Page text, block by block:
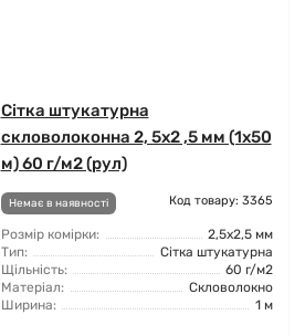
Сітка штукатурна
скловолоконна 2, 5x2 ,5 мм (1x50
м) 60 г/м2 (рул)
Немає в наявності Код товару: 3365
Розмір комірки:
2,5х2,5 мм
Тип:
Сітка штукатурна
Щільність:
60 г/м2
Матеріал:
Скловолокно
Ширина:
1 м